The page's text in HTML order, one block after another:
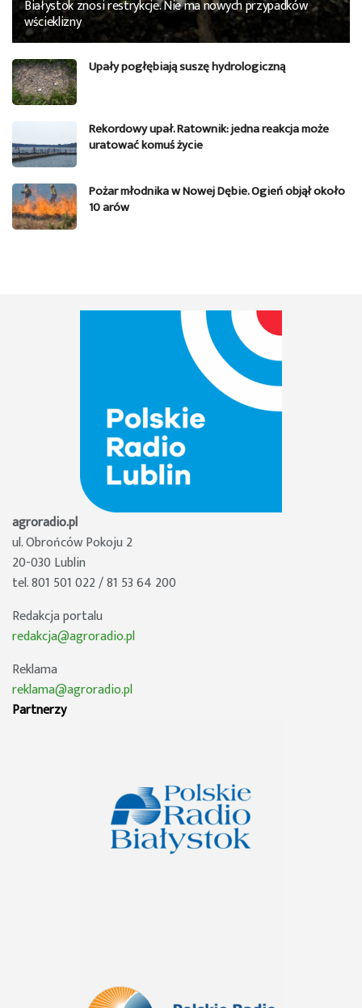
Białystok znosi restrykcje. Nie ma nowych przypadków
wścieklizny
Upały pogłębiają suszę hydrologiczną
Rekordowy upał. Ratownik: jedna reakcja może
uratować komuś życie
Pożar młodnika w Nowej Dębie. Ogień objął około
10 arów
agroradio.pl
ul. Obrońców Pokoju 2
20-030 Lublin
tel. 801 501 022 / 81 53 64 200
Redakcja portalu
redakcja@agroradio.pl
Reklama
reklama@agroradio.pl
Partnerzy